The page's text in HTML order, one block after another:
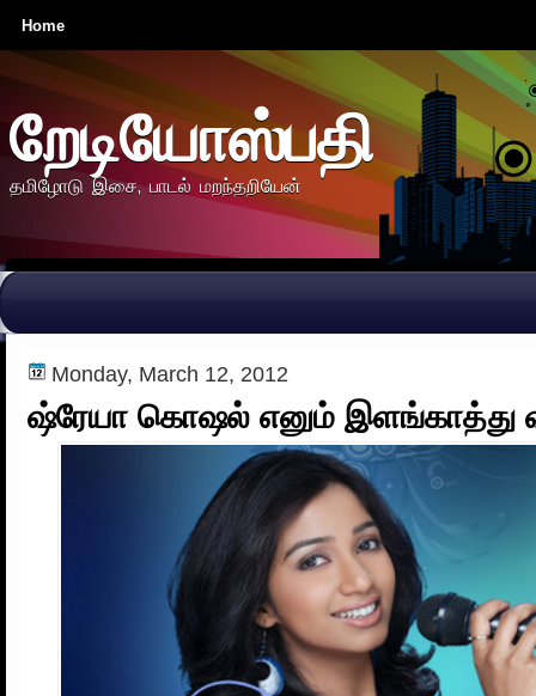
Home
றேடியோஸ்பதி
தமிழோடு இசை, பாடல் மறந்தறியேன்
Monday, March 12, 2012
ஷ்ரேயா கொஷல் எனும் இளங்காத்து